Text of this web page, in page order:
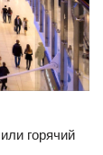
горячий